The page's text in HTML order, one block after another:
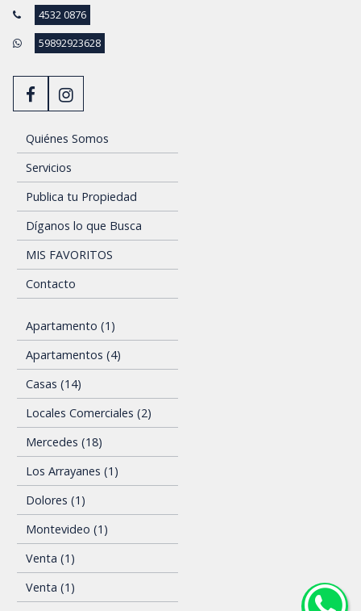
4532 0876
59892923628
Quiénes Somos
Servicios
Publica tu Propiedad
Díganos lo que Busca
MIS FAVORITOS
Contacto
Apartamento (1)
Apartamentos (4)
Casas (14)
Locales Comerciales (2)
Mercedes (18)
Los Arrayanes (1)
Dolores (1)
Montevideo (1)
Venta (1)
Venta (1)